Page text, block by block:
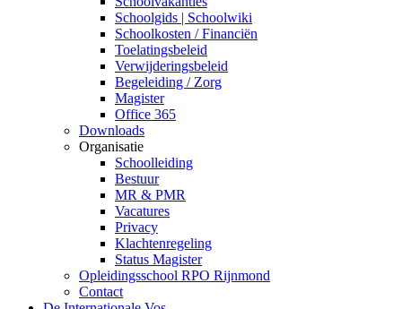
Schoolgids | Schoolwiki
Schoolkosten / Financiën
Toelatingsbeleid
Verwijderingsbeleid
Begeleiding / Zorg
Magister
Office 365
Downloads
Organisatie
Schoolleiding
Bestuur
MR & PMR
Vacatures
Privacy
Klachtenregeling
Status Magister
Opleidingsschool RPO Rijnmond
Contact